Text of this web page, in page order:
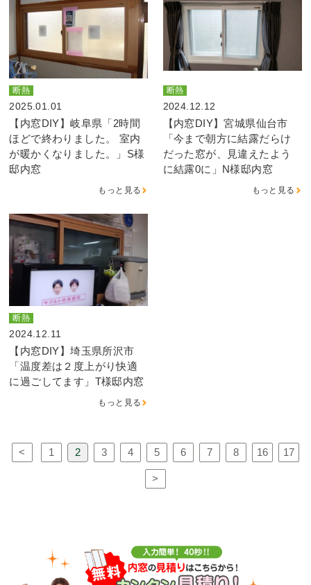
断熱
2025.01.01
【内窓DIY】岐阜県「2時間
ほどで終わりました。 室内
が暖かくなりました。」S様
邸内窓
もっと見る
断熱
2024.12.12
【内窓DIY】宮城県仙台市
「今まで朝方に結露だらけ
だった窓が、見違えたよう
に結露0に」N様邸内窓
もっと見る
断熱
2024.12.11
【内窓DIY】埼玉県所沢市
「温度差は２度上がり快適
に過ごしてます」T様邸内窓
もっと見る
< 1 2 3 4 5 6 7 8 16 17
>